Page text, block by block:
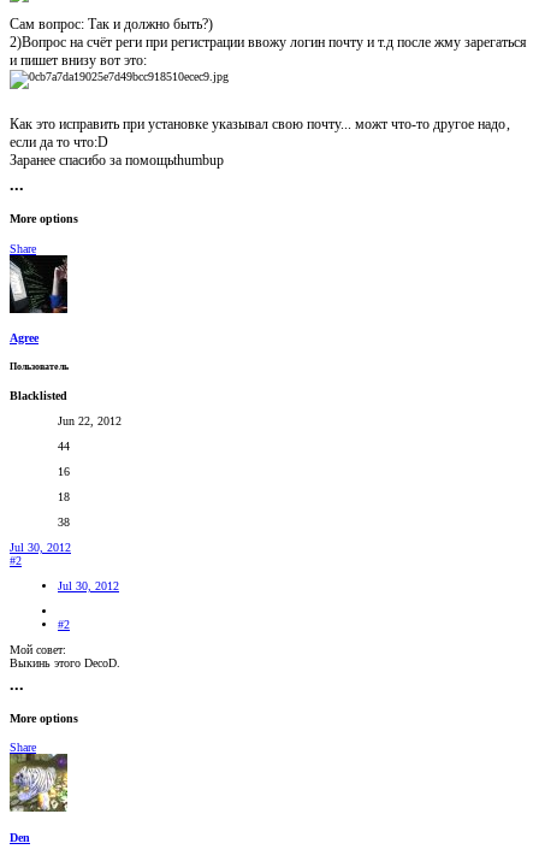
Сам вопрос: Так и должно быть?)
2)Вопрос на счёт реги при регистрации ввожу логин почту и т.д после жму зарегаться
и пишет внизу вот это:
Как это исправить при установке указывал свою почту... можт что-то другое надо,
если да то что:D
Заранее спасибо за помощьthumbup
•••
More options
Share
Agree
Пользователь
Blacklisted
Jun 22, 2012
44
16
18
38
Jul 30, 2012
#2
Jul 30, 2012
#2
Мой совет:
Выкинь этого DecoD.
•••
More options
Share
Den